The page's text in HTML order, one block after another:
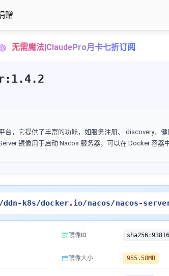
赠
无需魔法|ClaudePro月卡七折订阅
，它提供了丰富的功能，如服务注册、 discovery、
镜像用于启动 Nacos 服务器，可以在 Docker 容器
ddn-k8s/docker.io/nacos/nacos-
镜像ID
镜像大小 955.58MB